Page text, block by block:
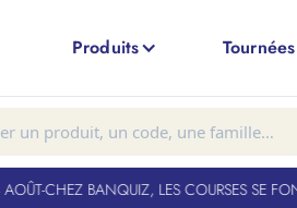
Produits Tournées
-CHEZ BANQUIZ, LES COURSES SE FONT